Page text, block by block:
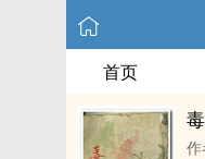
首页
作